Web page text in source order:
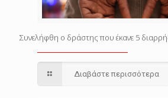
Συνελήφθη ο δράστης που έκανε 5
Διαβάστε περισσότερα